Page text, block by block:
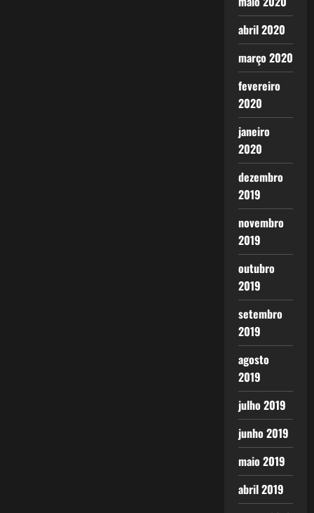
abril 2020
março 2020
fevereiro
2020
janeiro
2020
dezembro
2019
novembro
2019
outubro
2019
setembro
2019
agosto
2019
julho 2019
junho 2019
maio 2019
abril 2019